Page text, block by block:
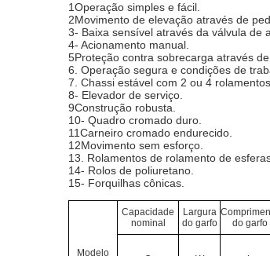
1Operação simples e fácil.
2Movimento de elevação através de
3- Baixa sensível através da válvula de
4- Acionamento manual.
5Proteção contra sobrecarga através
6. Operação segura e condições de
7. Chassi estável com 2 ou 4
8- Elevador de serviço.
9Construção robusta.
10- Quadro cromado duro.
11Carneiro cromado endurecido.
12Movimento sem esforço.
13. Rolamentos de rolamento de
14- Rolos de poliuretano.
15- Forquilhas cônicas.
Modelo
Capacidade
nominal
Largura
do garfo
do garfo